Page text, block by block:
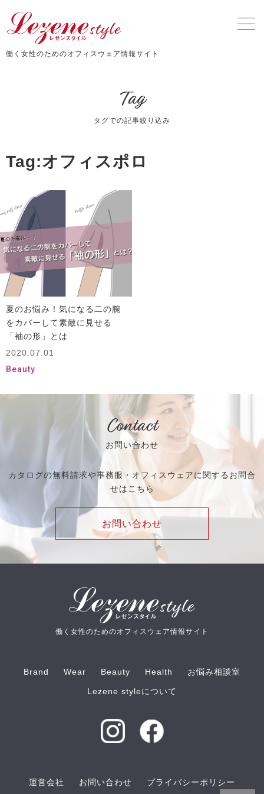
働く女性のためのオフィスウェア情報サイト
Tag
タグでの記事絞り込み
Tag:オフィスポロ
夏のお悩み！気になる二の腕
をカバーして素敵に見せる
「袖の形」とは
2020.07.01
Beauty
Contact
お問い合わせ
カタログの無料請求や事務服・オフィスウェアに関するお問合
せはこちら
お問い合わせ
働く女性のためのオフィスウェア情報サイト
Brand Wear Beauty Health お悩み相談室
Lezene styleについて
運営会社 お問い合わせ プライバシーポリシー